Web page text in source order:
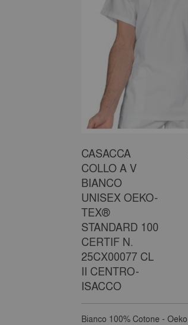
CASACCA
COLLO A V
BIANCO
UNISEX OEKO-
TEX®
STANDARD 100
CERTIF N.
25CX00077 CL
II CENTRO-
ISACCO
Bianco 100% Cotone - Oeko